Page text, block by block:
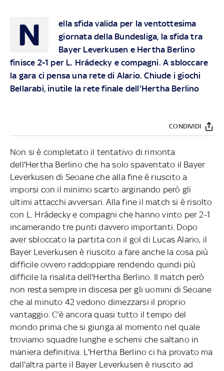
N
ella sfida valida per la ventottesima
giornata della Bundesliga, la sfida tra
Bayer Leverkusen e Hertha Berlino
finisce 2-1 per L. Hrádecky e compagni. A sbloccare
la gara ci pensa una rete di Alario. Chiude i giochi
Bellarabi, inutile la rete finale dell'Hertha Berlino
CONDIVIDI
Non si è completato il tentativo di rimonta
dell'Hertha Berlino che ha solo spaventato il Bayer
Leverkusen di Seoane che alla fine è riuscito a
imporsi con il minimo scarto arginando però gli
ultimi attacchi avversari. Alla fine il match si è risolto
con L. Hrádecky e compagni che hanno vinto per 2-1
incamerando tre punti davvero importanti. Dopo
aver sbloccato la partita con il gol di Lucas Alario, il
Bayer Leverkusen è riuscito a fare anche la cosa più
difficile ovvero raddoppiare rendendo quindi più
difficile la risalita dell'Hertha Berlino. Il match però
non resta sempre in discesa per gli uomini di Seoane
che al minuto 42 vedono dimezzarsi il proprio
vantaggio. C'è ancora quasi tutto il tempo del
mondo prima che si giunga al momento nel quale
troviamo squadre lunghe e schemi che saltano in
maniera definitiva. L'Hertha Berlino ci ha provato ma
dall'altra parte il Bayer Leverkusen è riuscito ad